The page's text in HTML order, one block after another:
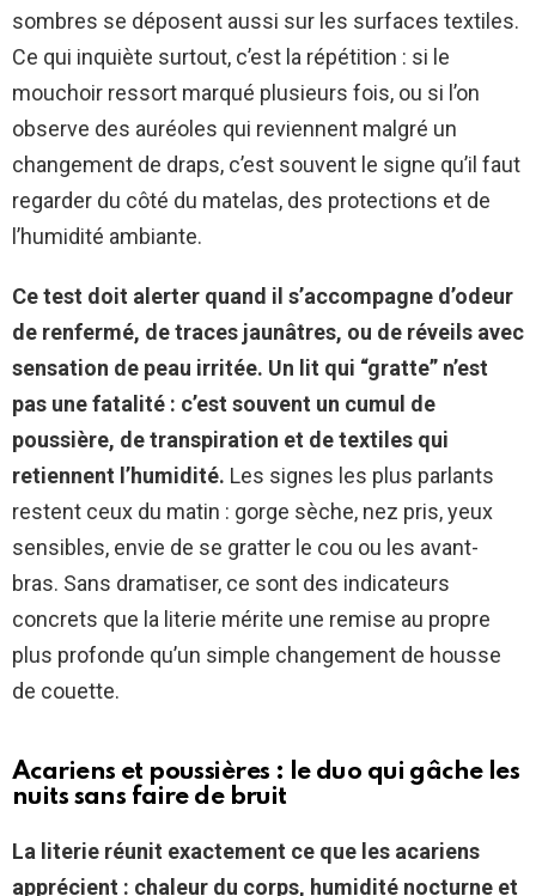
sombres se déposent aussi sur les surfaces textiles.
Ce qui inquiète surtout, c’est la répétition : si le
mouchoir ressort marqué plusieurs fois, ou si l’on
observe des auréoles qui reviennent malgré un
changement de draps, c’est souvent le signe qu’il faut
regarder du côté du matelas, des protections et de
l’humidité ambiante.
Ce test doit alerter quand il s’accompagne d’odeur
de renfermé, de traces jaunâtres, ou de réveils avec
sensation de peau irritée. Un lit qui “gratte” n’est
pas une fatalité : c’est souvent un cumul de
poussière, de transpiration et de textiles qui
retiennent l’humidité. Les signes les plus parlants
restent ceux du matin : gorge sèche, nez pris, yeux
sensibles, envie de se gratter le cou ou les avant-
bras. Sans dramatiser, ce sont des indicateurs
concrets que la literie mérite une remise au propre
plus profonde qu’un simple changement de housse
de couette.
Acariens et poussières : le duo qui gâche les
nuits sans faire de bruit
La literie réunit exactement ce que les acariens
apprécient : chaleur du corps, humidité nocturne et